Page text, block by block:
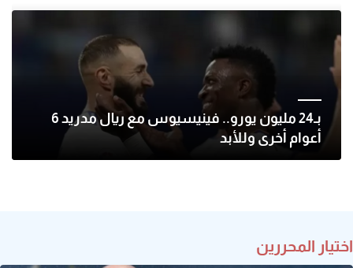
بـ24 مليون يورو.. فينيسيوس مع ريال مدريد 6
أعوام أخرى وللأبد
اختيار المحررين